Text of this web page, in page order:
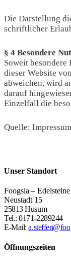
Die Darstellung
schriftlicher
§ 4 Besondere
Soweit
dieser Website
abweichen, wird
darauf
Einzelfall die
Quelle:
Unser Standort
Foogsia –
Neustadt 15
25813 Husum
Tel.: 0171-2289244
E-Mail:
Öffnungszeiten